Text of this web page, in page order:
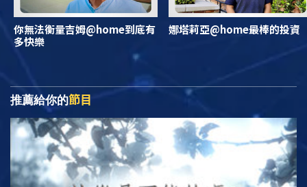
你無法衡量吉姆@home到底有
多快樂
娜塔莉亞@home最棒的投資
推薦給你的節目